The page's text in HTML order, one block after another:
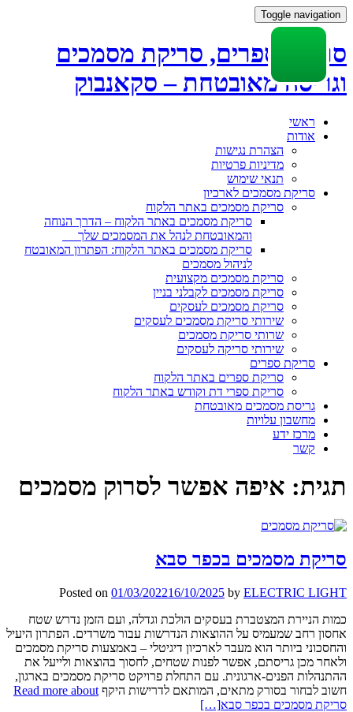
Toggle navigation
סריקת ספרים, סריקת מסמכים
וגריסה מאובטחת – סקאנבוק
Skip
ראשי
אודות
הצהרת נגישות
מדיניות פרטיות
תנאי שימוש
סריקת מסמכים לארכיון
סריקת מסמכים באתר הלקוח
סריקת מסמכים באתר הלקוח – הדרך הנוחה
והמאובטחת לנהל את המסמכים שלך
סריקת מסמכים באתר הלקוח: הפתרון המאובטח
לניהול מסמכים
סריקת מסמכים מקצועית
סריקת מסמכים לקבלני בניין
סריקת מסמכים לעסקים
שירותי סריקת מסמכים לעסקים
שרותי סריקת מסמכים
שירותי סריקה לעסקים
סריקת ספרים
סריקת ספרים באתר הלקוח
סריקת ספרי דת וקודש באתר הלקוח
גריסת מסמכים מאובטחת
מחשבון עלויות
מרכז ידע
קשר
תגית: איפה אפשר לסרוק מסמכים
סריקת מסמכים בכפר סבא
Posted on 01/03/202216/10/2025 by ELECTRIC LIGHT
כמות הניירת המצטברת בעסקים הולכת וגדלה, ועם הזמן נדרש שטח
אחסון רחב שמעמיס על ההוצאות הנדרשות עבור משרדים. הפתרון היעיל
והחסכוני ביותר הוא מעבר לארכיון דיגיטלי – באמצעות סריקת מסמכים
ולאחר מכן גריסתם, אפשר לפנות שטחים, לחסוך בהוצאות ולייעל את
ההתנהלות הפנים-ארגונית. עם התחלת פרויקט סריקת מסמכים בארגון,
חשוב לבחור בסורק מתאים, המותאם לדרישות היקף Read more about
סריקת מסמכים בכפר סבא[…]